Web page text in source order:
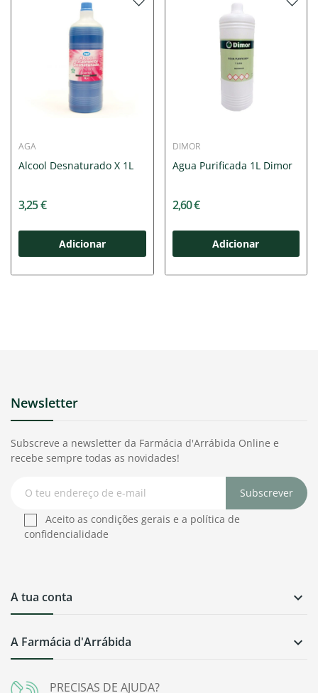
AGA
Alcool Desnaturado X 1L
3,25 €
Adicionar
DIMOR
Agua Purificada 1L Dimor
2,60 €
Adicionar
PRECISAS DE AJUDA?
A Farmácia d'Arrábida 
A tua conta 
Newsletter
Subscreve a newsletter da Farmácia d'Arrábida Online e
recebe sempre todas as novidades!
Subscrever
Aceito as condições gerais e a política de
confidencialidade